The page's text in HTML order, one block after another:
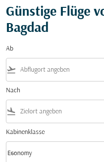
Günstige Flüge
Bagdad
Ab
flight_takeoff
Nach
flight_land
Kabinenklasse
Kabinenklasse option Economy
Economy
keyboard_arrow_down